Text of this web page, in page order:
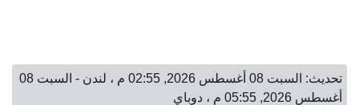
تحديث: السبت 08 أغسطس 2026, 02:55 م ، لندن - السبت 08
أغسطس 2026, 05:55 م ، دوباي